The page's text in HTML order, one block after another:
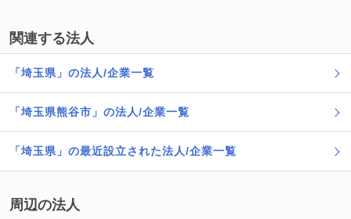
関連する法人
「埼玉県」の法人/企業一覧
「埼玉県熊谷市」の法人/企業一覧
「埼玉県」の最近設立された法人/企業一覧
周辺の法人